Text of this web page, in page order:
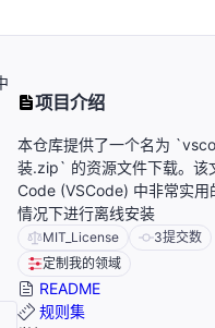
项目介绍
本仓库提供了一个名为
装.zip` 的资源文件下载。该
Code (VSCode) 中非常实用
情况下进行离线安装
MIT_License 3提交数
定制我的领域
README
规则集